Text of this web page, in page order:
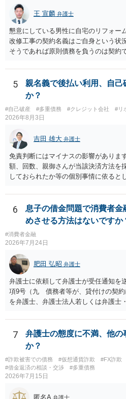
王 宣麟 弁護士
懇意にしている男性に自宅のリフォー
改修工事の契約名義はご自身という状
そうであれば原則債務を負うのは契約
ます。 入籍した場合でも、原則契約
には変わりがありません。 なかなか
場でアドバイスを行うのも限界があ
を持参のうえ個別に弁護士に相談され
5
親名義で後払い利用、自己
か？
#自己破産 #多重債務 #クレジット会社 #リ
2026年8月3日
吉田 雄大 弁護士
免責判断にはマイナスの影響がありま
額、回数、親御さんが当該決済方法を
しておられたか等の個別事情に依ると
なって相談し、善後策を考えることを
6
息子の借金問題で消費者
めさせる方法はないですか
#消費者金融
2026年7月24日
肥田 弘昭 弁護士
弁護士に依頼して弁護士が受任通知を
項9号（九 債務者等が、貸付けの契約
を弁護士、弁護士法人若しくは弁護士
等」という。）に委託し、又はその処
民事事件に関する手続をとり、弁護
の旨の通知があつた場合において、
に対し、電話をかけ、電報を送達し、
いて送信し、又は訪問する方法により
求し、これに対し債務者等から直接要
と。）に違反しています。監督官庁に
7
弁護士の態度に不満、他の
か？
#詐欺被害での債務 #仮想通貨詐欺 #FX詐欺
#借金返済の相談・交渉
#多重債務
2026年7月15日
匿名A 弁護士